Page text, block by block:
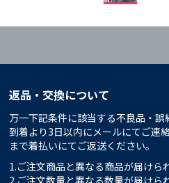
返品・交換について
万一下記条件に該当する不良品・
到着より3日以内にメールにてご連
まで着払いにてご返送ください。
1.ご注文商品と異なる商品が届けら